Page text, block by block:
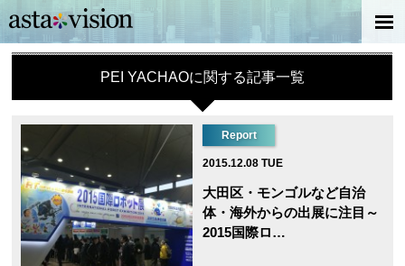
PEI YACHAOに関する記事一覧
Report
2015.12.08 TUE
大田区・モンゴルなど自治
体・海外からの出展に注目～
2015国際ロ…